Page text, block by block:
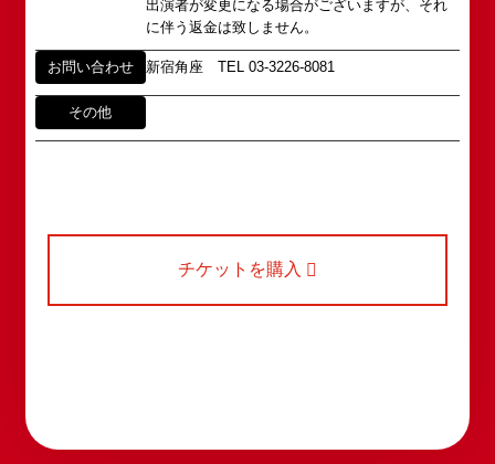
出演者が変更になる場合がございますが、それ
に伴う返金は致しません。
お問い合わせ 新宿角座 TEL 03-3226-8081
その他
チケットを購入 
2011年5月14日 新宿角座 開業
2019年1月1日 心斎橋角座 開業
※内容によっては弊社からの回答を控えさせていた
だく場合もございます。予めご了承の上お問い合わ
せください。